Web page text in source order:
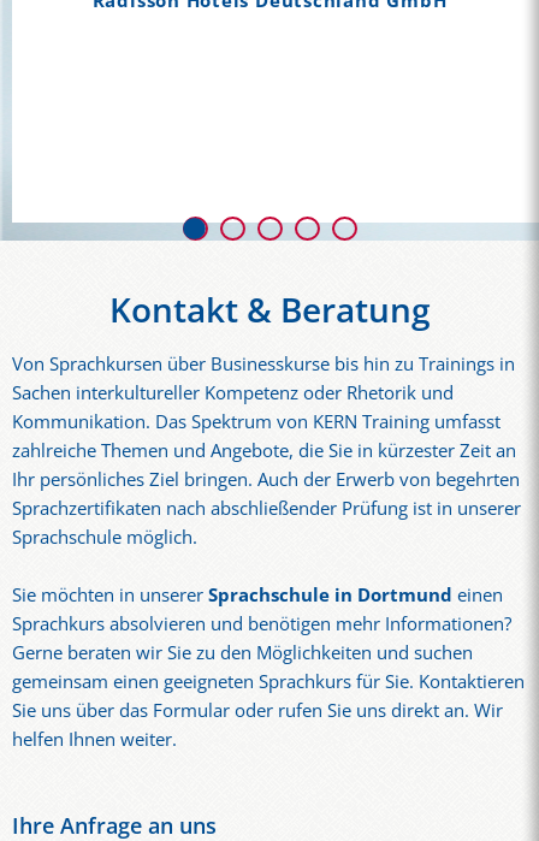
lot and make me want to keep on learning
Kontakt & Beratung
Von Sprachkursen über Businesskurse bis hin zu Trainings in
Sachen interkultureller Kompetenz oder Rhetorik und
Kommunikation. Das Spektrum von KERN Training umfasst
zahlreiche Themen und Angebote, die Sie in kürzester Zeit an
Ihr persönliches Ziel bringen. Auch der Erwerb von begehrten
Sprachzertifikaten nach abschließender Prüfung ist in unserer
Sprachschule möglich.
Sie möchten in unsererSprachschule in Dortmund einen
Sprachkurs absolvieren und benötigen mehr Informationen?
Gerne beraten wir Sie zu den Möglichkeiten und suchen
gemeinsam einen geeigneten Sprachkurs für Sie. Kontaktieren
Sie uns über das Formular oder rufen Sie uns direkt an. Wir
helfen Ihnen weiter.
Ihre Anfrage an uns